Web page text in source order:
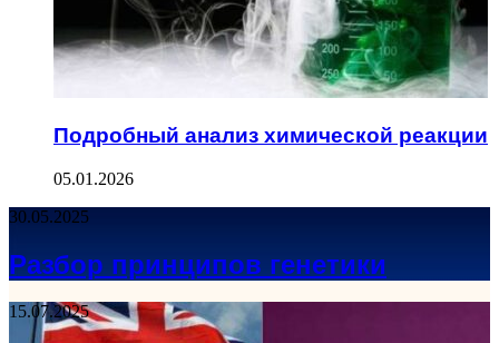
Подробный анализ химической реакции
05.01.2026
30.05.2025
Разбор принципов генетики
15.07.2025